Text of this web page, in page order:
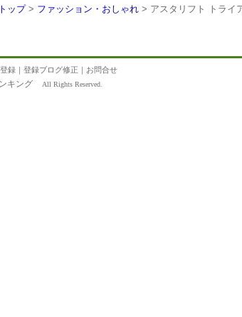
トップ> ファッション・おしゃれ > アスタリフト トライ
録 ｜ 登録ブログ修正 ｜ お問合せ
キング All Rights Reserved.